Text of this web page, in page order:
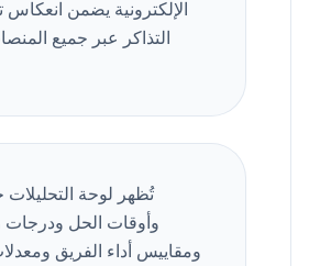
الإلكترونية يضمن
التذاكر عبر جميع
تُظهر لوحة التحليلات
وأوقات الحل ودرجات
ومقاييس أداء الفريق